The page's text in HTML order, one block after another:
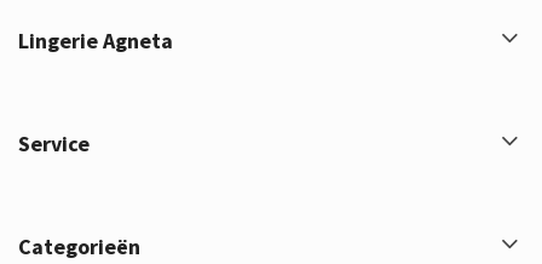
Lingerie Agneta
Service
Categorieën